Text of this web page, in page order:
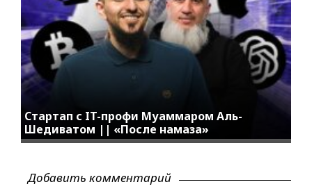
Стартап с IT-профи Муаммаром Аль-
Шедиватом || «После намаза»
Добавить комментарий